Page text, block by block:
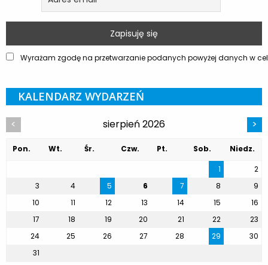
Wyrażam zgodę na przetwarzanie podanych powyżej danych w
KALENDARZ WYDARZEŃ
< sierpień 2026 >
Pon. Wt. Śr. Czw. Pt. Sob.
Niedz.
1
2
3
4 5 6 7 8
9
10
11 12 13 14 15
16
17
18 19 20 21 22
23
24
25 26 27 28 29
30
31